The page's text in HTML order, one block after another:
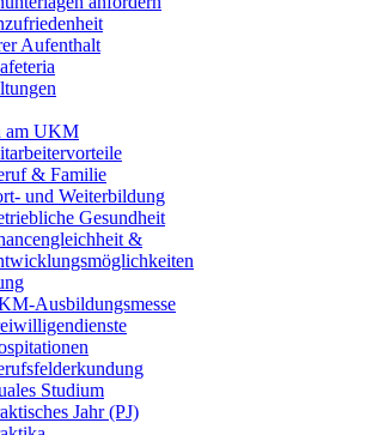
Aufenthalt
am UKM
& Familie
und Weiterbildung
Gesundheit
&
Ausbildungsmesse
Studium
Jahr (PJ)